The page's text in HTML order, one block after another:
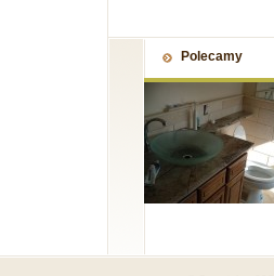
Polecamy